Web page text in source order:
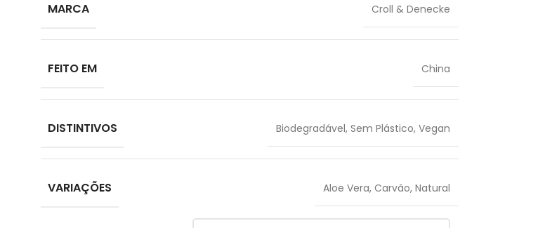
MARCA Croll & Denecke
FEITO EM China
DISTINTIVOS Biodegradável, Sem Plástico, Vegan
VARIAÇÕES Aloe Vera, Carvão, Natural